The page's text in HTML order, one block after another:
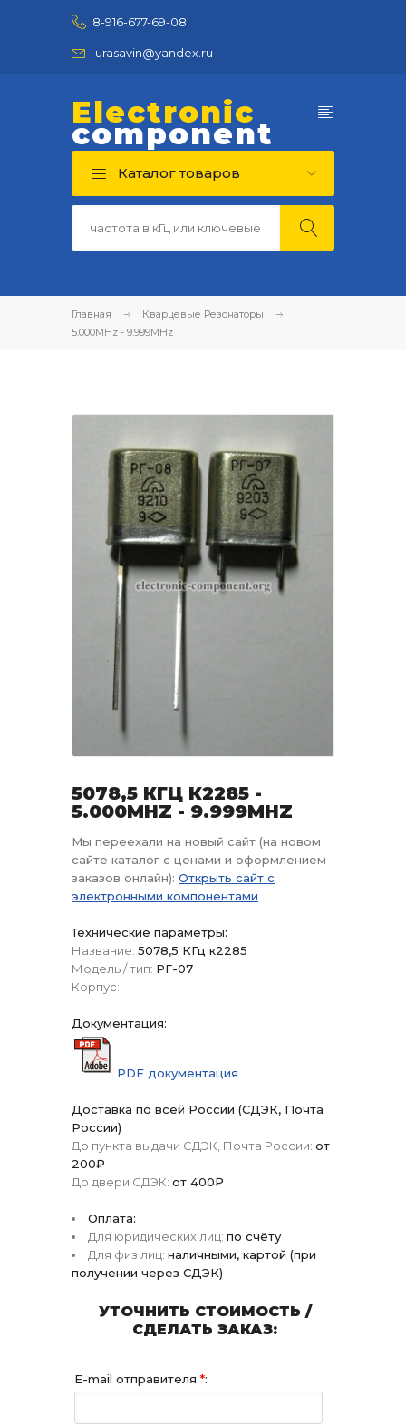
8-916-677-69-08
urasavin@yandex.ru
Electronic
component
Каталог товаров
Главная
Кварцевые Резонаторы
5.000MHz - 9.999MHz
5078,5 КГЦ К2285 -
5.000MHZ - 9.999MHZ
Мы переехали на новый сайт (на новом
сайте каталог с ценами и оформлением
заказов онлайн): Открыть сайт с
электронными компонентами
Технические параметры:
Название: 5078,5 КГц к2285
Модель / тип: РГ-07
Корпус:
Документация:
PDF документация
Доставка по всей России (СДЭК, Почта
России)
До пункта выдачи СДЭК, Почта России: от
200₽
До двери СДЭК: от 400₽
Оплата:
Для юридических лиц: по счёту
Для физ лиц: наличными, картой (при
получении через СДЭК)
УТОЧНИТЬ СТОИМОСТЬ /
СДЕЛАТЬ ЗАКАЗ:
E-mail отправителя *: